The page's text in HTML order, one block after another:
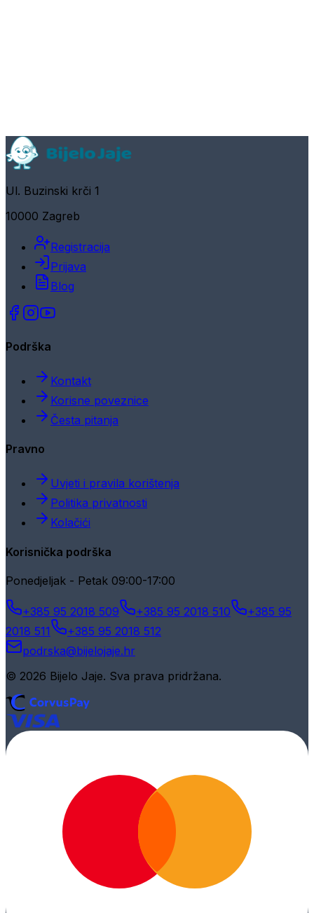
Ul. Buzinski krči 1
10000 Zagreb
Registracija
Prijava
Blog
Podrška
Kontakt
Korisne poveznice
Česta pitanja
Pravno
Uvjeti i pravila korištenja
Politika privatnosti
Kolačići
Korisnička podrška
Ponedjeljak - Petak 09:00-17:00
+385 95 2018 509 +385 95 2018 510
+385 95
2018 511
+385 95 2018 512
podrska@bijelojaje.hr
© 2026 Bijelo Jaje. Sva prava pridržana.